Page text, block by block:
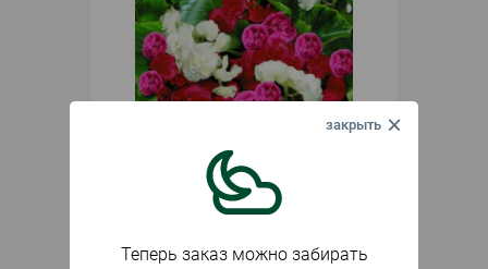
Артикул
Бегония махровая D12
Теперь заказ можно забирать